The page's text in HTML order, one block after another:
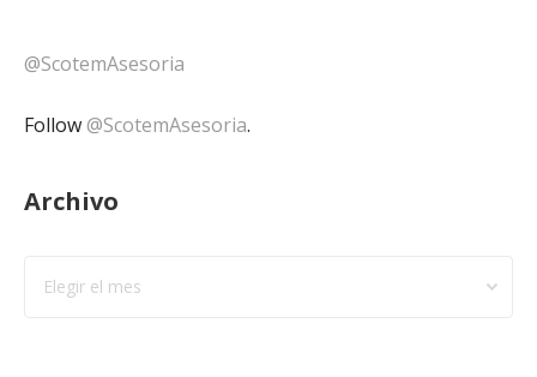
@ScotemAsesoria
Follow @ScotemAsesoria.
Archivo